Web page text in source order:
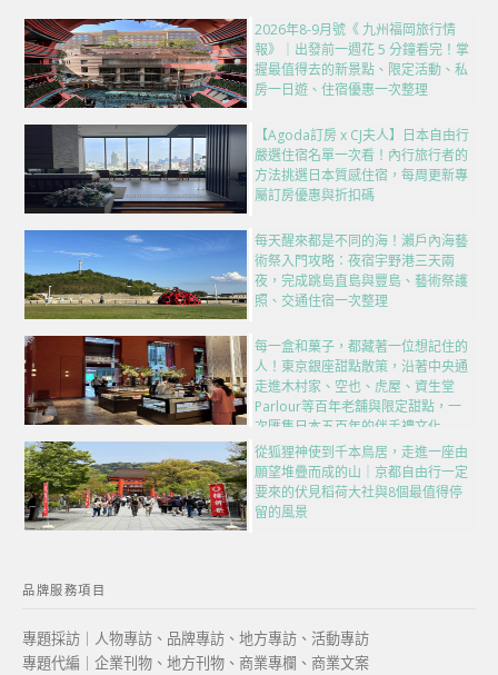
2026年8-9月號《 九州福岡旅行情
報》｜出發前一週花 5 分鐘看完！掌
握最值得去的新景點、限定活動、私
房一日遊、住宿優惠一次整理
【Agoda訂房 x CJ夫人】日本自由行
嚴選住宿名單一次看！內行旅行者的
方法挑選日本質感住宿，每周更新專
屬訂房優惠與折扣碼
每天醒來都是不同的海！瀨戶內海藝
術祭入門攻略：夜宿宇野港三天兩
夜，完成跳島直島與豐島、藝術祭護
照、交通住宿一次整理
每一盒和菓子，都藏著一位想記住的
人！東京銀座甜點散策，沿著中央通
走進木村家、空也、虎屋、資生堂
Parlour等百年老舖與限定甜點，一
次匯集日本五百年的伴手禮文化
從狐狸神使到千本鳥居，走進一座由
願望堆疊而成的山｜京都自由行一定
要來的伏見稻荷大社與8個最值得停
留的風景
品牌服務項目
專題採訪｜人物專訪、品牌專訪、地方專訪、活動專訪
專題代編｜企業刊物、地方刊物、商業專欄、商業文案